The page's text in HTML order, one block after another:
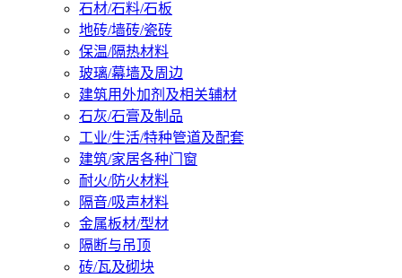
石材/石料/石板
地砖/墙砖/瓷砖
保温/隔热材料
玻璃/幕墙及周边
建筑用外加剂及相关辅材
石灰/石膏及制品
工业/生活/特种管道及配套
建筑/家居各种门窗
耐火/防火材料
隔音/吸声材料
金属板材/型材
隔断与吊顶
砖/瓦及砌块